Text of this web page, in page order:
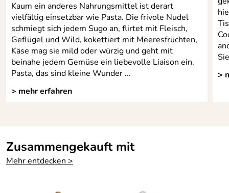
Kaufdatum: 08.05.2011
Bewertungsdatum: 05.06.2011
Kaum ein anderes Nahrungsmittel ist derart
vielfältig einsetzbar wie Pasta. Die frivole Nudel
schmiegt sich jedem Sugo an, flirtet mit Fleisch,
Geflügel und Wild, kokettiert mit Meeresfrüchten,
Käse mag sie mild oder würzig und geht mit
beinahe jedem Gemüse ein liebevolle Liaison ein.
Pasta, das sind kleine Wunder ...
> mehr erfahren
>
Zusammengekauft mit
Mehr entdecken >